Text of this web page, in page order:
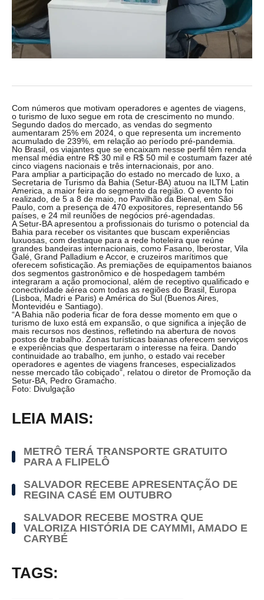
Com números que motivam operadores e agentes de viagens,
o turismo de luxo segue em rota de crescimento no mundo.
Segundo dados do mercado, as vendas do segmento
aumentaram 25% em 2024, o que representa um incremento
acumulado de 239%, em relação ao período pré-pandemia.
No Brasil, os viajantes que se encaixam nesse perfil têm renda
mensal média entre R$ 30 mil e R$ 50 mil e costumam fazer até
cinco viagens nacionais e três internacionais, por ano.
Para ampliar a participação do estado no mercado de luxo, a
Secretaria de Turismo da Bahia (Setur-BA) atuou na ILTM Latin
America, a maior feira do segmento da região. O evento foi
realizado, de 5 a 8 de maio, no Pavilhão da Bienal, em São
Paulo, com a presença de 470 expositores, representando 56
países, e 24 mil reuniões de negócios pré-agendadas.
A Setur-BA apresentou a profissionais do turismo o potencial da
Bahia para receber os visitantes que buscam experiências
luxuosas, com destaque para a rede hoteleira que reúne
grandes bandeiras internacionais, como Fasano, Iberostar, Vila
Galé, Grand Palladium e Accor, e cruzeiros marítimos que
oferecem sofisticação. As premiações de equipamentos baianos
dos segmentos gastronômico e de hospedagem também
integraram a ação promocional, além de receptivo qualificado e
conectividade aérea com todas as regiões do Brasil, Europa
(Lisboa, Madri e Paris) e América do Sul (Buenos Aires,
Montevidéu e Santiago).
“A Bahia não poderia ficar de fora desse momento em que o
turismo de luxo está em expansão, o que significa a injeção de
mais recursos nos destinos, refletindo na abertura de novos
postos de trabalho. Zonas turísticas baianas oferecem serviços
e experiências que despertaram o interesse na feira. Dando
continuidade ao trabalho, em junho, o estado vai receber
operadores e agentes de viagens franceses, especializados
nesse mercado tão cobiçado”, relatou o diretor de Promoção da
Setur-BA, Pedro Gramacho.
Foto: Divulgação
LEIA MAIS:
METRÔ TERÁ TRANSPORTE GRATUITO
PARA A FLIPELÔ
SALVADOR RECEBE APRESENTAÇÃO DE
REGINA CASÉ EM OUTUBRO
SALVADOR RECEBE MOSTRA QUE
VALORIZA HISTÓRIA DE CAYMMI, AMADO E
CARYBÉ
TAGS: